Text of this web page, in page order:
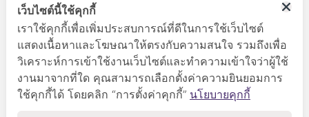
บริการจัดส่งสินค้า
เปลี่ยนคืนสินค้า
เว็บไซต์นี้ใช้คุกกี้
เราใช้คุกกี้เพื่อเพิ่มประสบการณ์ที่ดีในการใช้เว็บไซต์
แสดงเนื้อหาและโฆษณาให้ตรงกับความสนใจ รวมถึงเพื่อ
วิเคราะห์การเข้าใช้งานเว็บไซต์และทำความเข้าใจว่าผู้ใช้
งานมาจากที่ใด คุณสามารถเลือกตั้งค่าความยินยอมการ
ใช้คุกกี้ได้ โดยคลิก “การตั้งค่าคุกกี้” นโยบายคุกกี้